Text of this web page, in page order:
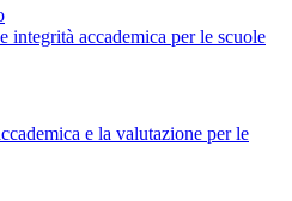
integrità accademica per le scuole
e la valutazione per le